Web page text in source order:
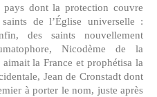
pays dont la protection couvre
de l’Église universelle :
des saints nouvellement
Nicodème de la
la France et prophétisa la
Jean de Cronstadt dont
à porter le nom, juste après